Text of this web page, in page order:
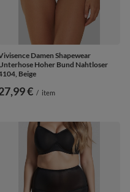
Damen Shapewear
Hoher Bund Nahtloser
Beige
€ / item